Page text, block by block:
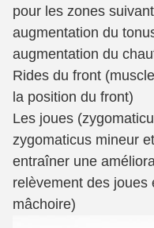
pour les zones
augmentation du
augmentation du
Rides du front
la position du front)
Les joues
zygomaticus mineur
entraîner une
relèvement des joues
mâchoire)